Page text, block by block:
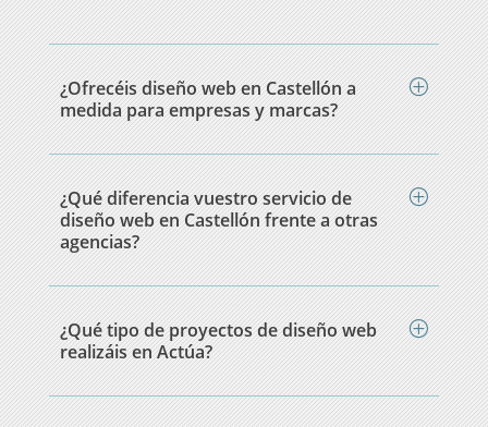
¿Ofrecéis diseño web en Castellón a
medida para empresas y marcas?
¿Qué diferencia vuestro servicio de
diseño web en Castellón frente a otras
agencias?
¿Qué tipo de proyectos de diseño web
realizáis en Actúa?